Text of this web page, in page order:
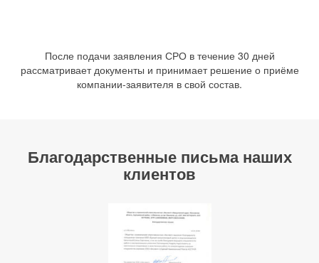
После подачи заявления СРО в течение 30 дней
рассматривает документы и принимает решение о приёме
компании-заявителя в свой состав.
Благодарственные письма наших
клиентов